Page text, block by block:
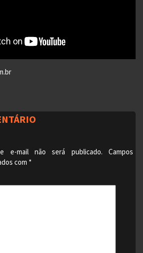
e-mail não será publicado.
Campos
com *